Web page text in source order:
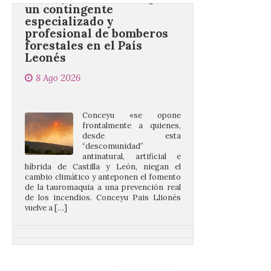
profesional de bomberos
forestales en el País
Leonés
8 Ago 2026
“descomunidad”
antinatural, artificial e
híbrida de Castilla y León, niegan el
cambio climático y anteponen el fomento
de la tauromaquia a una prevención real
de los incendios. Conceyu Pais Llionés
vuelve a […]